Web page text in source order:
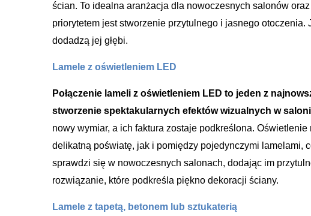
ścian. To idealna aranżacja dla nowoczesnych salonów
priorytetem jest stworzenie przytulnego i jasnego
dodadzą jej głębi.
Lamele z oświetleniem LED
Połączenie lameli z oświetleniem LED to jeden z
stworzenie spektakularnych efektów wizualnych w
nowy wymiar, a ich faktura zostaje podkreślona.
delikatną poświatę, jak i pomiędzy pojedynczymi lamelami,
sprawdzi się w nowoczesnych salonach, dodając im
rozwiązanie, które podkreśla piękno dekoracji ściany.
Lamele z tapetą, betonem lub sztukaterią